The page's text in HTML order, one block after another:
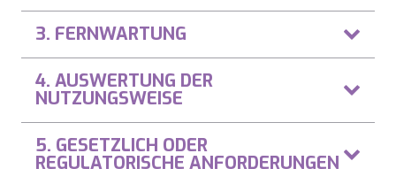
3. FERNWARTUNG
4. AUSWERTUNG DER
NUTZUNGSWEISE
5. GESETZLICH ODER
REGULATORISCHE ANFORDERUNGEN